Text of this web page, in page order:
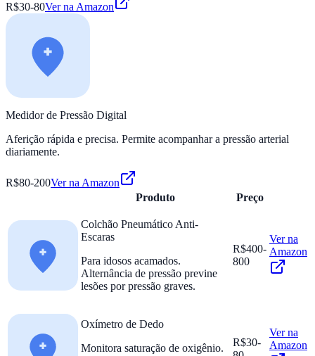
R$30-80Ver na Amazon
Medidor de Pressão Digital
Aferição rápida e precisa. Permite acompanhar a pressão arterial
diariamente.
R$80-200Ver na Amazon
Produto
Preço
Colchão Pneumático Anti-
Escaras
Para idosos acamados.
Alternância de pressão previne
lesões por pressão graves.
R$400-
800
Ver na
Amazon
Oxímetro de Dedo
Monitora saturação de oxigênio.
R$30-
Ver na
Amazon